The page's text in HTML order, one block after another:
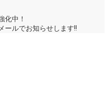
化中！
ールでお知らせします!!